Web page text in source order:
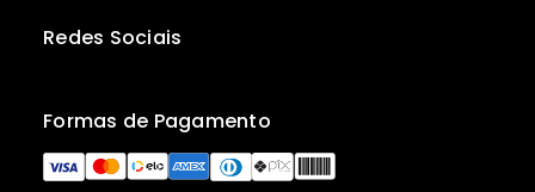
Formas de Pagamento
Redes Sociais